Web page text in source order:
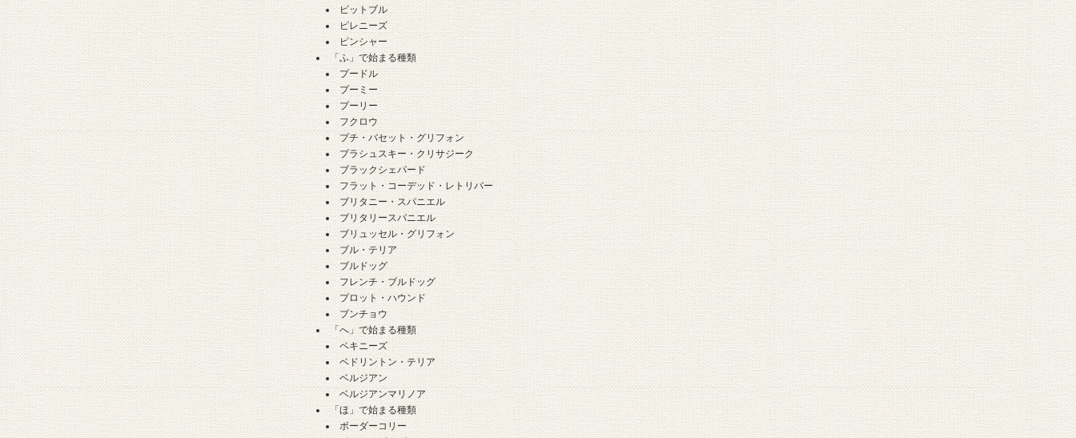
ピットブル
ピレニーズ
ピンシャー
「ふ」で始まる種類
プードル
プーミー
プーリー
フクロウ
プチ・バセット・グリフォン
プラシュスキー・クリサジーク
ブラックシェパード
フラット・コーデッド・レトリバー
ブリタニー・スパニエル
ブリタリースパニエル
ブリュッセル・グリフォン
ブル・テリア
ブルドッグ
フレンチ・ブルドッグ
プロット・ハウンド
ブンチョウ
「へ」で始まる種類
ペキニーズ
ベドリントン・テリア
ベルジアン
ベルジアンマリノア
「ほ」で始まる種類
ボーダーコリー